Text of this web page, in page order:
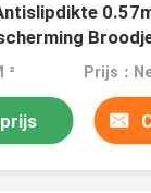
² Prijs：